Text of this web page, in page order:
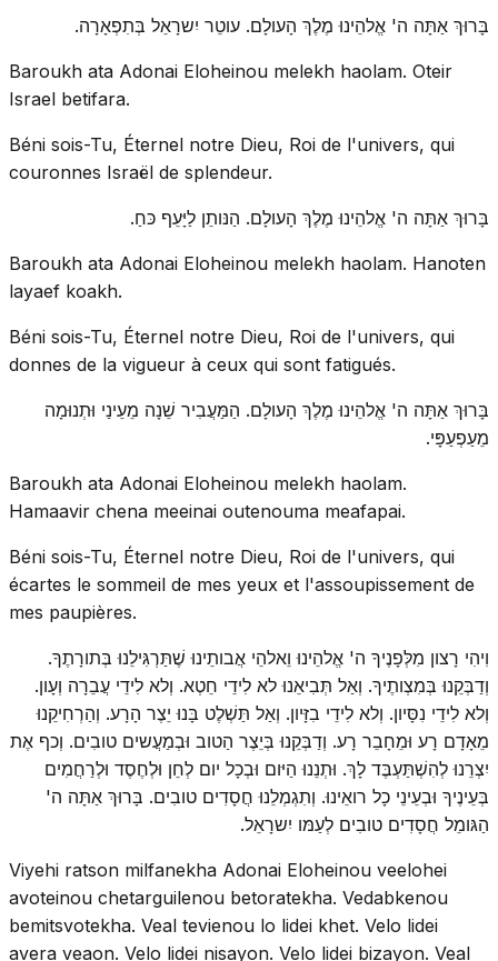
בָּרוּךְ אַתָּה ה' אֱלהֵינוּ מֶלֶךְ הָעולָם. עוטֵר יִשרָאֵל בְּתִפְאָרָה.
Baroukh ata Adonai Eloheinou melekh haolam. Oteir
Israel betifara.
Béni sois-Tu, Éternel notre Dieu, Roi de l'univers, qui
couronnes Israël de splendeur.
בָּרוּךְ אַתָּה ה' אֱלהֵינוּ מֶלֶךְ הָעולָם. הַנּותֵן לַיָּעֵף כּחַ.
Baroukh ata Adonai Eloheinou melekh haolam. Hanoten
layaef koakh.
Béni sois-Tu, Éternel notre Dieu, Roi de l'univers, qui
donnes de la vigueur à ceux qui sont fatigués.
בָּרוּךְ אַתָּה ה' אֱלהֵינוּ מֶלֶךְ הָעולָם. הַמַּעֲבִיר שֵׁנָה מֵעֵינַי וּתְנוּמָה
מֵעַפְעַפָּי.
Baroukh ata Adonai Eloheinou melekh haolam.
Hamaavir chena meeinai outenouma meafapai.
Béni sois-Tu, Éternel notre Dieu, Roi de l'univers, qui
écartes le sommeil de mes yeux et l'assoupissement de
mes paupières.
וִיהִי רָצון מִלְּפָנֶיךָ ה' אֱלהֵינוּ וֵאלהֵי אֲבותֵינוּ שֶׁתַּרְגִּילֵנוּ בְּתורָתֶךָ.
וְדַבְּקֵנוּ בְּמִצְותֶיךָ. וְאַל תְּבִיאֵנוּ לא לִידֵי חֵטְא. וְלא לִידֵי עֲבֵרָה וְעָון.
וְלא לִידֵי נִסָּיון. וְלא לִידֵי בִזָּיון. וְאַל תַּשְׁלֶט בָּנוּ יֵצֶר הָרָע. וְהַרְחִיקֵנוּ
מֵאָדָם רָע וּמֵחָבֵר רָע. וְדַבְּקֵנוּ בְּיֵצֶר הַטוב וּבְמַעֲשים טובִים. וְכף אֶת
יִצְרֵנוּ לְהִשְׁתַּעְבֶּד לָךְ. וּתְנֵנוּ הַיּום וּבְכָל יום לְחֵן וּלְחֶסֶד וּלְרַחֲמִים
בְּעֵינֶיךָ וּבְעֵינֵי כָל רואֵינוּ. וְתִגְמְלֵנוּ חֲסָדִים טובִים. בָּרוּךְ אַתָּה ה'
הַגּומֵל חֲסָדִים טובִים לְעַמּו יִשרָאֵל.
Viyehi ratson milfanekha Adonai Eloheinou veelohei
avoteinou chetarguilenou betoratekha. Vedabkenou
bemitsvotekha. Veal tevienou lo lidei khet. Velo lidei
avera veaon. Velo lidei nisayon. Velo lidei bizayon. Veal